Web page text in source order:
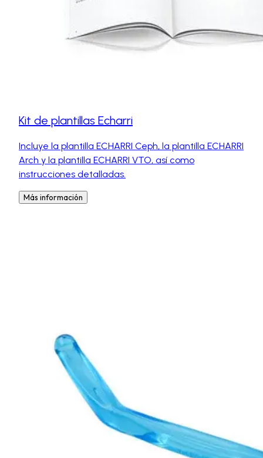
Kit de plantillas Echarri
Incluye la plantilla ECHARRI Ceph, la plantilla ECHARRI
Arch y la plantilla ECHARRI VTO, así como
instrucciones detalladas.
Más información